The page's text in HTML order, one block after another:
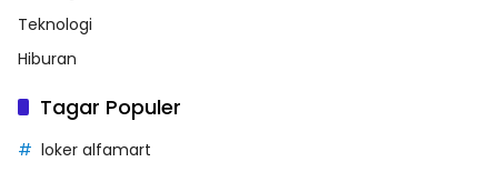
Teknologi
Hiburan
Tagar Populer
loker alfamart